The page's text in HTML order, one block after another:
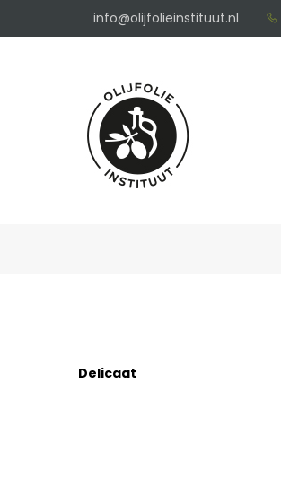
info@olijfolieinstituut.nl
Delicaat